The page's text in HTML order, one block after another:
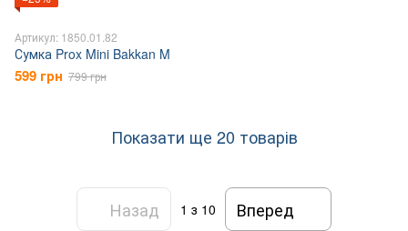
Артикул: 1850.01.82
Сумка Prox Mini Bakkan M
599 грн 799 грн
Показати ще 20 товарів
Назад 1 з 10 Вперед